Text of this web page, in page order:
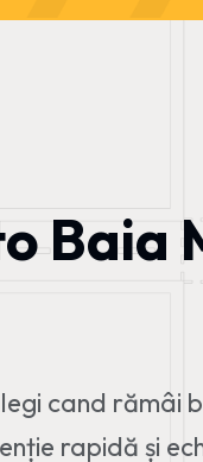
Baia
cand rămâi
rapidă și